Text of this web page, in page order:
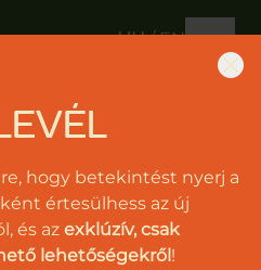
hogy betekintést nyerj a
értesülhess az új
és az exklúzív, csak
lehetőségekről !
HU/EN